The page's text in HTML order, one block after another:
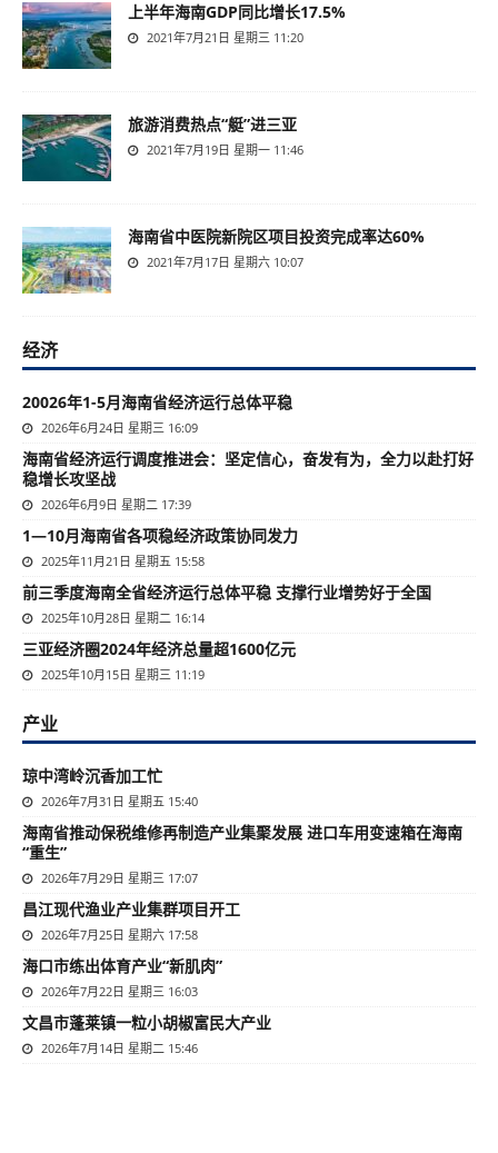
上半年海南GDP同比增长17.5%
2021年7月21日 星期三 11:20
旅游消费热点“艇”进三亚
2021年7月19日 星期一 11:46
海南省中医院新院区项目投资完成率达60%
2021年7月17日 星期六 10:07
经济
20026年1-5月海南省经济运行总体平稳
2026年6月24日 星期三 16:09
海南省经济运行调度推进会：坚定信心，奋发有为，全力以赴打好
稳增长攻坚战
2026年6月9日 星期二 17:39
1—10月海南省各项稳经济政策协同发力
2025年11月21日 星期五 15:58
前三季度海南全省经济运行总体平稳 支撑行业增势好于全国
2025年10月28日 星期二 16:14
三亚经济圈2024年经济总量超1600亿元
2025年10月15日 星期三 11:19
产业
琼中湾岭沉香加工忙
2026年7月31日 星期五 15:40
海南省推动保税维修再制造产业集聚发展 进口车用变速箱在海南
“重生”
2026年7月29日 星期三 17:07
昌江现代渔业产业集群项目开工
2026年7月25日 星期六 17:58
海口市练出体育产业“新肌肉”
2026年7月22日 星期三 16:03
文昌市蓬莱镇一粒小胡椒富民大产业
2026年7月14日 星期二 15:46